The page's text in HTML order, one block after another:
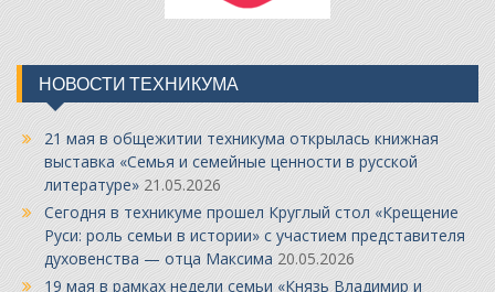
НОВОСТИ ТЕХНИКУМА
21 мая в общежитии техникума открылась книжная
выставка «Семья и семейные ценности в русской
литературе» 21.05.2026
Сегодня в техникуме прошел Круглый стол «Крещение
Руси: роль семьи в истории» с участием представителя
духовенства — отца Максима 20.05.2026
19 мая в рамках недели семьи «Князь Владимир и